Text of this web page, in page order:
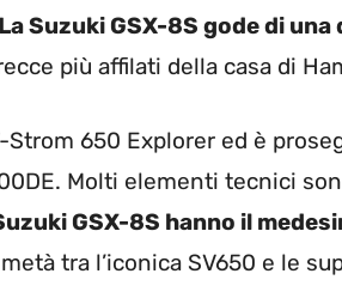
La Suzuki GSX-8S gode di
più affilati della casa di
650 Explorer ed è
Molti elementi tecnici
GSX-8S hanno il
tra l’iconica SV650 e le